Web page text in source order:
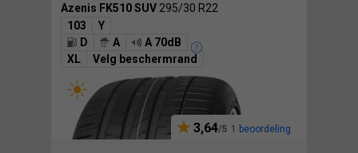
Azenis FK510 SUV 295/30 R22
103
Y
D
A
A 70dB
XL
Velg beschermrand
3,64 1 beoordeling